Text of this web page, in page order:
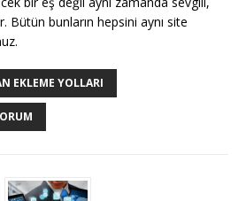
Bütün bunların hepsini aynı site
EKLEME YOLLARI